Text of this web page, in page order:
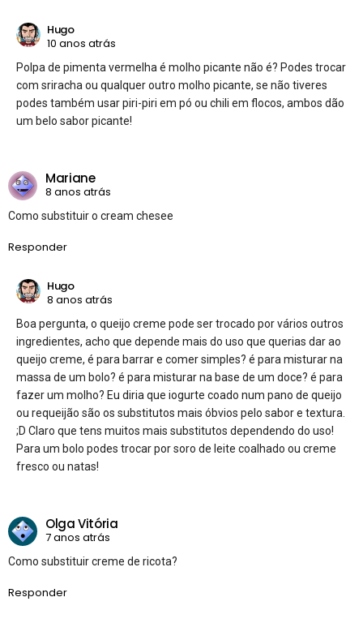
Hugo
10 anos atrás
Polpa de pimenta vermelha é molho picante não é? Podes trocar
com sriracha ou qualquer outro molho picante, se não tiveres
podes também usar piri-piri em pó ou chili em flocos, ambos dão
um belo sabor picante!
Mariane
8 anos atrás
Como substituir o cream chesee
Responder
Hugo
8 anos atrás
Boa pergunta, o queijo creme pode ser trocado por vários outros
ingredientes, acho que depende mais do uso que querias dar ao
queijo creme, é para barrar e comer simples? é para misturar na
massa de um bolo? é para misturar na base de um doce? é para
fazer um molho? Eu diria que iogurte coado num pano de queijo
ou requeijão são os substitutos mais óbvios pelo sabor e textura.
;D Claro que tens muitos mais substitutos dependendo do uso!
Para um bolo podes trocar por soro de leite coalhado ou creme
fresco ou natas!
Olga Vitória
7 anos atrás
Como substituir creme de ricota?
Responder